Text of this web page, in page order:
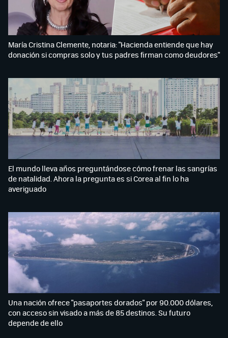
María Cristina Clemente, notaria: "Hacienda entiende que hay
donación si compras solo y tus padres firman como deudores"
El mundo lleva años preguntándose cómo frenar las sangrías
de natalidad. Ahora la pregunta es si Corea al fin lo ha
averiguado
Una nación ofrece "pasaportes dorados" por 90.000 dólares,
con acceso sin visado a más de 85 destinos. Su futuro
depende de ello